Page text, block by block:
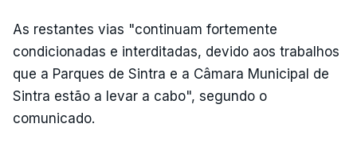
As restantes vias "continuam fortemente
condicionadas e interditadas, devido aos trabalhos
que a Parques de Sintra e a Câmara Municipal de
Sintra estão a levar a cabo", segundo o
comunicado.